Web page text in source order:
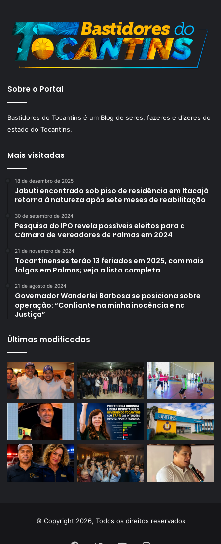
Sobre o Portal
Bastidores do Tocantins é um Blog de seres, fazeres e dizeres do
estado do Tocantins.
Mais visitadas
18 de dezembro de 2025
Jabuti encontrado sob piso de residência em Itacajá
retorna à natureza após sete meses de reabilitação
30 de setembro de 2024
Pesquisa do IPO revela possíveis eleitos para a
Câmara de Vereadores de Palmas em 2024
21 de novembro de 2024
Tocantinenses terão 13 feriados em 2025, com mais
folgas em Palmas; veja a lista completa
21 de agosto de 2024
Governador Wanderlei Barbosa se posiciona sobre
operação: “Confiante na minha inocência e na
Justiça”
Últimas modificadas
© Copyright 2026, Todos os direitos reservados